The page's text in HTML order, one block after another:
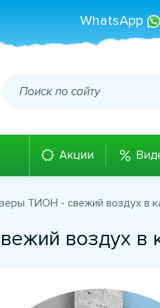
WhatsApp
Акции
ТИОН - свежий воздух в
воздух в